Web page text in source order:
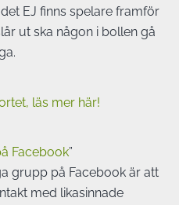
EJ finns spelare framför
ut ska någon i bollen gå
läs mer här!
Facebook”
grupp på Facebook är att
med likasinnade